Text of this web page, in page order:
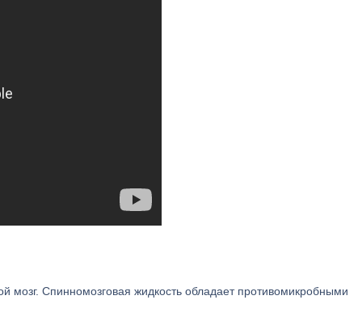
мозг. Спинномозговая жидкость обладает противомикробными